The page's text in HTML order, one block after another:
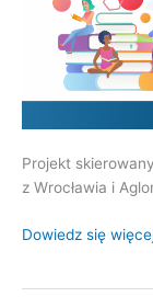
Projekt
z Wrocławia i
Dowiedz się